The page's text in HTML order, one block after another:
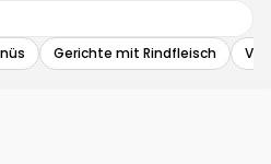
Gerichte mit Rindfleisch